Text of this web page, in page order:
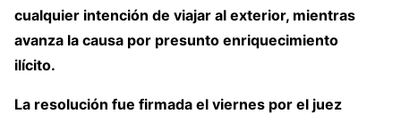
cualquier intención de viajar al exterior, mientras
avanza la causa por presunto enriquecimiento
ilícito.
La resolución fue firmada el viernes por el juez